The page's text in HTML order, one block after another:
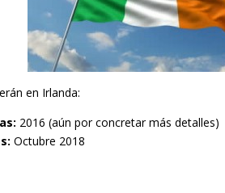
en Irlanda:
2016 (aún por concretar más detalles)
Octubre 2018